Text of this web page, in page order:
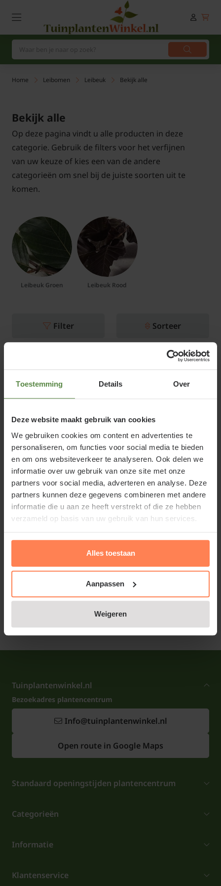
Toestemming Details Over
Deze website maakt gebruik van cookies
We gebruiken cookies om content en advertenties te
personaliseren, om functies voor social media te bieden
en om ons websiteverkeer te analyseren. Ook delen we
informatie over uw gebruik van onze site met onze
partners voor social media, adverteren en analyse. Deze
partners kunnen deze gegevens combineren met andere
informatie die u aan ze heeft verstrekt of die ze hebben
verzameld op basis van uw gebruik van hun services.
Alles toestaan
Aanpassen
Weigeren
Home Leibomen Leibeuk Bekijk alle
Bekijk alle
Op deze pagina vindt u alle producten in deze
categorie. Gebruik de filters voor het verfijnen
van uw keuze of kies een van de andere
categorieën om snel bij de juiste soorten uit te
komen.
Leibeuk Groen Leibeuk Rood
Filter Sorteer
Bekijk product
Groene leibeuk - Rek 200x130
cm
Online op voorraad
Groenblijvend:
Bekijk product
Rode leibeuk - Rek 200x130 cm
Online op voorraad
Bloeitijd:
Mei
Groenblijvend:
Tuinplantenwinkel.nl
Bezoekadres plantencentrum
Info@tuinplantenwinkel.nl
Open route in Google Maps
Standaard openingstijden plantencentrum
Categorieën
Informatie
Klantenservice